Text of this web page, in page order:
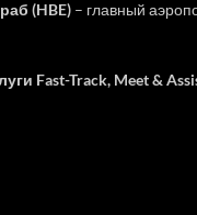
(HBE) – главный
Fast-Track, Meet &